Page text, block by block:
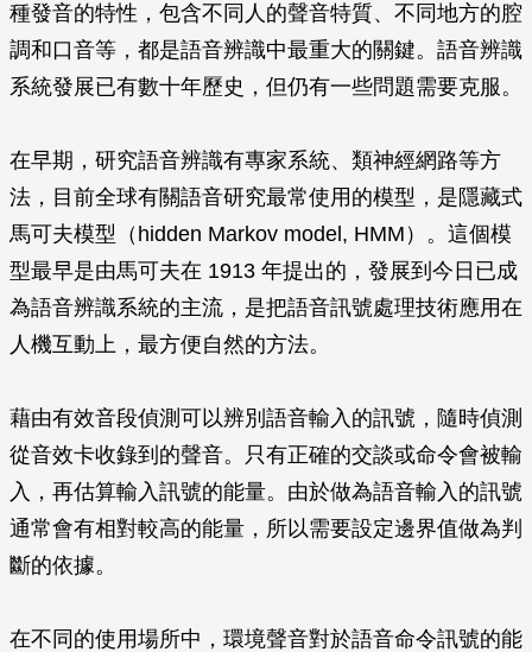
種發音的特性，包含不同人的聲音特質、不同地方的腔
調和口音等，都是語音辨識中最重大的關鍵。語音辨識
系統發展已有數十年歷史，但仍有一些問題需要克服。
在早期，研究語音辨識有專家系統、類神經網路等方
法，目前全球有關語音研究最常使用的模型，是隱藏式
馬可夫模型（hidden Markov model, HMM）。這個模
型最早是由馬可夫在 1913 年提出的，發展到今日已成
為語音辨識系統的主流，是把語音訊號處理技術應用在
人機互動上，最方便自然的方法。
藉由有效音段偵測可以辨別語音輸入的訊號，隨時偵測
從音效卡收錄到的聲音。只有正確的交談或命令會被輸
入，再估算輸入訊號的能量。由於做為語音輸入的訊號
通常會有相對較高的能量，所以需要設定邊界值做為判
斷的依據。
在不同的使用場所中，環境聲音對於語音命令訊號的能